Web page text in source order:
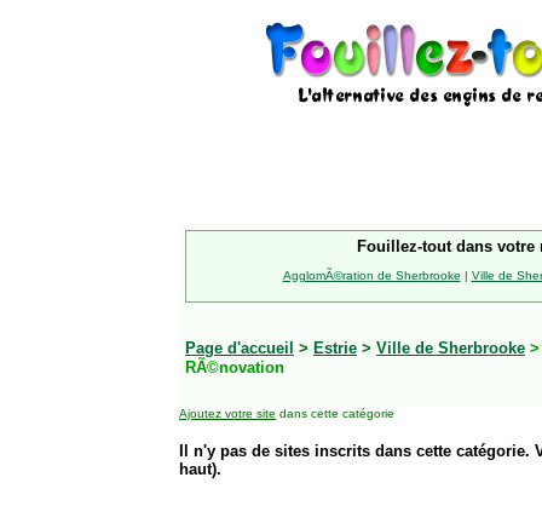
Fouillez-tout dans votre
AgglomÃ©ration de Sherbrooke | Ville de
Page d'accueil > Estrie > Ville de Sherbrooke
RÃ©novation
Ajoutez votre site dans cette catégorie
Il n'y pas de sites inscrits dans cette
haut).